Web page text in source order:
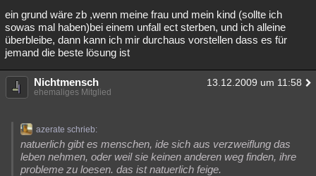
ein grund wäre zb ,wenn meine frau und mein kind (sollte ich
sowas mal haben)bei einem unfall ect sterben, und ich alleine
überbleibe, dann kann ich mir durchaus vorstellen dass es für
jemand die beste lösung ist
Nichtmensch 13.12.2009 um 11:58
ehemaliges Mitglied
azerate schrieb:
natuerlich gibt es menschen, ide sich aus verzweiflung das
leben nehmen, oder weil sie keinen anderen weg finden, ihre
probleme zu loesen. das ist natuerlich feige.